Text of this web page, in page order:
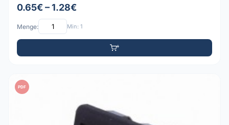
0.65€ – 1.28€
Menge: Min: 1
PDF